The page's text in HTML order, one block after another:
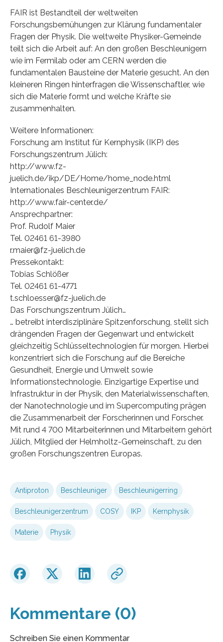
FAIR ist Bestandteil der weltweiten
Forschungsbemühungen zur Klärung fundamentaler
Fragen der Physik. Die weltweite Physiker-Gemeinde
teilt sich die Arbeit auf: An den großen Beschleunigern
wie im Fermilab oder am CERN werden die
fundamentalen Bausteine der Materie gesucht. An den
kleineren Ringen hinterfragen die Wissenschaftler, wie
sich die Materie formt und welche Kräfte sie
zusammenhalten.
Weitere Informationen:
Forschung am Institut für Kernphysik (IKP) des
Forschungszentrum Jülich:
http://www.fz-
juelich.de/ikp/DE/Home/home_node.html
Internationales Beschleunigerzentrum FAIR:
http://www.fair-center.de/
Ansprechpartner:
Prof. Rudolf Maier
Tel. 02461 61-3980
r.maier@fz-juelich.de
Pressekontakt:
Tobias Schlößer
Tel. 02461 61-4771
t.schloesser@fz-juelich.de
Das Forschungszentrum Jülich…
… betreibt interdisziplinäre Spitzenforschung, stellt sich
drängenden Fragen der Gegenwart und entwickelt
gleichzeitig Schlüsseltechnologien für morgen. Hierbei
konzentriert sich die Forschung auf die Bereiche
Gesundheit, Energie und Umwelt sowie
Informationstechnologie. Einzigartige Expertise und
Infrastruktur in der Physik, den Materialwissenschaften,
der Nanotechnologie und im Supercomputing prägen
die Zusammenarbeit der Forscherinnen und Forscher.
Mit rund 4 700 Mitarbeiterinnen und Mitarbeitern gehört
Jülich, Mitglied der Helmholtz-Gemeinschaft, zu den
großen Forschungszentren Europas.
Antiproton Beschleuniger Beschleunigerring
Beschleunigerzentrum COSY IKP Kernphysik
Materie Physik
Kommentare (0)
Schreiben Sie einen Kommentar